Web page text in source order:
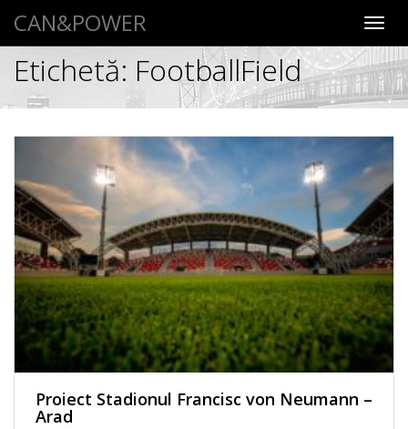
CAN&POWER
Etichetă: FootballField
Proiect Stadionul Francisc von Neumann –
Arad